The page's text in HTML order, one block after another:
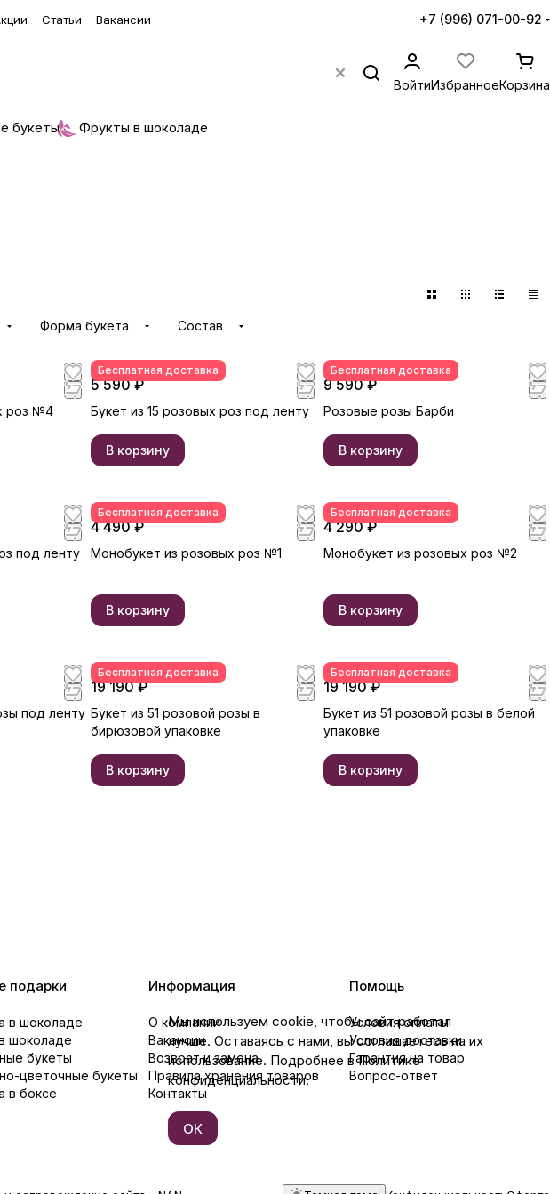
Статьи Вакансии +7 (996) 071-00-92
ВойтиИзбранноеКорзина
букеты Фрукты в шоколаде
Форма букета Состав
роз №4
Бесплатная доставка
5 590 ₽
Букет из 15 розовых роз под ленту
В корзину
Бесплатная доставка
9 590 ₽
Розовые розы Барби
В корзину
под ленту
Бесплатная доставка
4 490 ₽
Монобукет из розовых роз №1
В корзину
Бесплатная доставка
4 290 ₽
Монобукет из розовых роз №2
В корзину
под ленту
Бесплатная доставка
19 190 ₽
Букет из 51 розовой розы в
бирюзовой упаковке
В корзину
Бесплатная доставка
19 190 ₽
Букет из 51 розовой розы в белой
упаковке
В корзину
подарки
в шоколаде
шоколаде
букеты
цветочные букеты
в боксе
Информация
О компании
Вакансии
Возврат и замена
Правила хранения товаров
Контакты
Помощь
Условия оплаты
Условия доставки
Гарантия на товар
Вопрос-ответ
Мы используем cookie, чтобы сайт работал
лучше. Оставаясь с нами, вы соглашаетесь на их
использование. Подробнее в Политике
конфиденциальности.
ОК